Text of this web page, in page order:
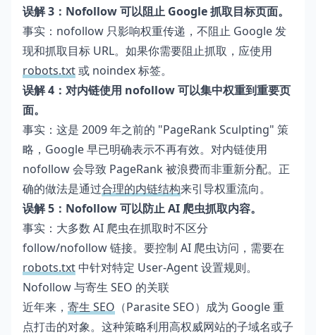
误解 3：Nofollow 可以阻止 Google 抓取目标页面。
事实：nofollow 只影响权重传递，不阻止 Google 发
现和抓取目标 URL。如果你需要阻止抓取，应使用
robots.txt或 noindex 标签。
误解 4：对内链使用 nofollow 可以集中权重到重要页
面。
事实：这是 2009 年之前的 "PageRank Sculpting" 策
略，Google 早已明确表示不再有效。对内链使用
nofollow 会导致 PageRank 被浪费而非重新分配。正
确的做法是通过合理的内链结构来引导权重流向。
误解 5：Nofollow 可以防止 AI 爬虫抓取内容。
事实：大多数 AI 爬虫在抓取时不区分
follow/nofollow 链接。要控制 AI 爬虫访问，需要在
robots.txt 中针对特定 User-Agent 设置规则。
Nofollow 与寄生 SEO 的关联
近年来， 寄生 SEO （Parasite SEO）成为 Google 重
点打击的对象。这种策略利用高权威网站的子域名或子